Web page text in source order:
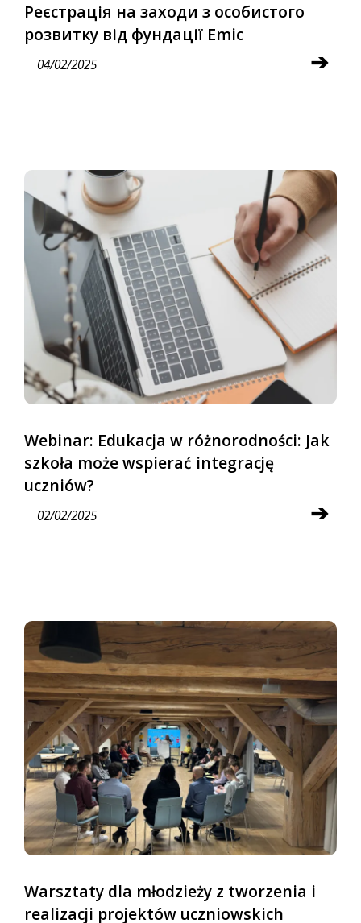
Реєстрація на заходи з особистого
розвитку від фундації Emic
➔
04/02/2025
Webinar: Edukacja w różnorodności: Jak
szkoła może wspierać integrację
uczniów?
➔
02/02/2025
Warsztaty dla młodzieży z tworzenia i
realizacji projektów uczniowskich